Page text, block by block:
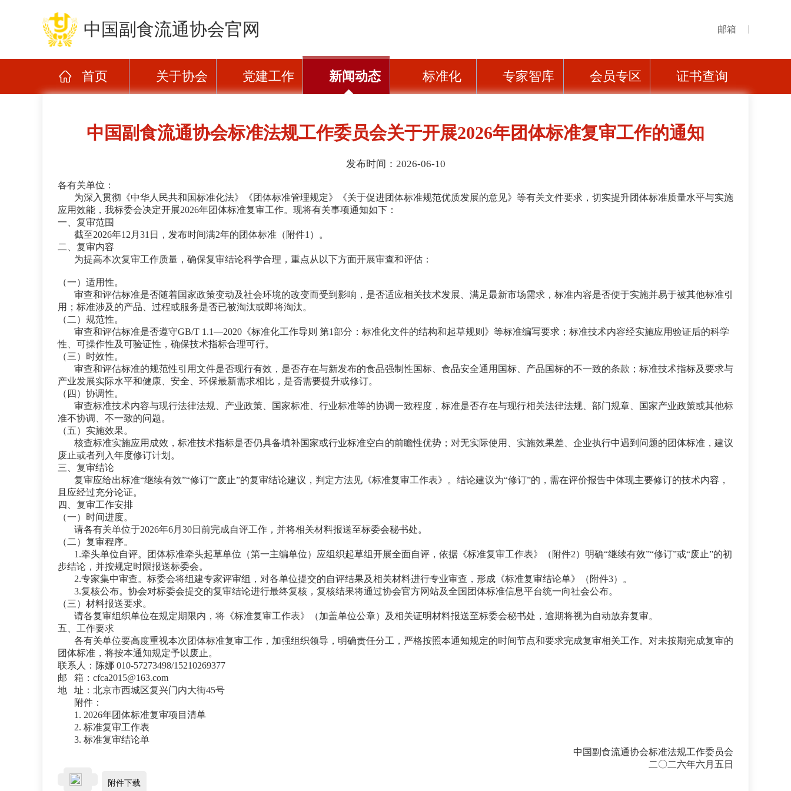
中国副食流通协会官网 邮箱
首页 关于协会 党建工作 新闻动态 标准化 专家智库 会员专区 证书查询
中国副食流通协会标准法规工作委员会关于开展2026年团体标准复审工作的通知
发布时间：2026-06-10
各有关单位：
为深入贯彻《中华人民共和国标准化法》《团体标准管理规定》《关于促进团体标准规范优质发展的意见》等有关文件要求，切实提升团体标准质量水平与实施
应用效能，我标委会决定开展2026年团体标准复审工作。现将有关事项通知如下：
一、复审范围
截至2026年12月31日，发布时间满2年的团体标准（附件1）。
二、复审内容
为提高本次复审工作质量，确保复审结论科学合理，重点从以下方面开展审查和评估：
（一）适用性。
审查和评估标准是否随着国家政策变动及社会环境的改变而受到影响，是否适应相关技术发展、满足最新市场需求，标准内容是否便于实施并易于被其他标准引
用；标准涉及的产品、过程或服务是否已被淘汰或即将淘汰。
（二）规范性。
审查和评估标准是否遵守GB/T 1.1—2020《标准化工作导则 第1部分：标准化文件的结构和起草规则》等标准编写要求；标准技术内容经实施应用验证后的科学
性、可操作性及可验证性，确保技术指标合理可行。
（三）时效性。
审查和评估标准的规范性引用文件是否现行有效，是否存在与新发布的食品强制性国标、食品安全通用国标、产品国标的不一致的条款；标准技术指标及要求与
产业发展实际水平和健康、安全、环保最新需求相比，是否需要提升或修订。
（四）协调性。
审查标准技术内容与现行法律法规、产业政策、国家标准、行业标准等的协调一致程度，标准是否存在与现行相关法律法规、部门规章、国家产业政策或其他标
准不协调、不一致的问题。
（五）实施效果。
核查标准实施应用成效，标准技术指标是否仍具备填补国家或行业标准空白的前瞻性优势；对无实际使用、实施效果差、企业执行中遇到问题的团体标准，建议
废止或者列入年度修订计划。
三、复审结论
复审应给出标准“继续有效”“修订”“废止”的复审结论建议，判定方法见《标准复审工作表》。结论建议为“修订”的，需在评价报告中体现主要修订的技术内容，
且应经过充分论证。
四、复审工作安排
（一）时间进度。
请各有关单位于2026年6月30日前完成自评工作，并将相关材料报送至标委会秘书处。
（二）复审程序。
1.牵头单位自评。团体标准牵头起草单位（第一主编单位）应组织起草组开展全面自评，依据《标准复审工作表》（附件2）明确“继续有效”“修订”或“废止”的初
步结论，并按规定时限报送标委会。
2.专家集中审查。标委会将组建专家评审组，对各单位提交的自评结果及相关材料进行专业审查，形成《标准复审结论单》（附件3）。
3.复核公布。协会对标委会提交的复审结论进行最终复核，复核结果将通过协会官方网站及全国团体标准信息平台统一向社会公布。
（三）材料报送要求。
请各复审组织单位在规定期限内，将《标准复审工作表》（加盖单位公章）及相关证明材料报送至标委会秘书处，逾期将视为自动放弃复审。
五、工作要求
各有关单位要高度重视本次团体标准复审工作，加强组织领导，明确责任分工，严格按照本通知规定的时间节点和要求完成复审相关工作。对未按期完成复审的
团体标准，将按本通知规定予以废止。
联系人：陈娜 010-57273498/15210269377
邮 箱：cfca2015@163.com
地 址：北京市西城区复兴门内大街45号
附件：
1. 2026年团体标准复审项目清单
2. 标准复审工作表
3. 标准复审结论单
中国副食流通协会标准法规工作委员会
二〇二六年六月五日
附件下载